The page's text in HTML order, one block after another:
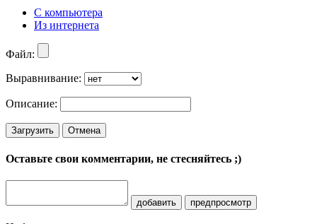
С компьютера
Из интернета
Файл:
Выравнивание:
Описание:
Загрузить Отмена
Оставьте свои комментарии, не стесняйтесь ;)
добавить предпросмотр